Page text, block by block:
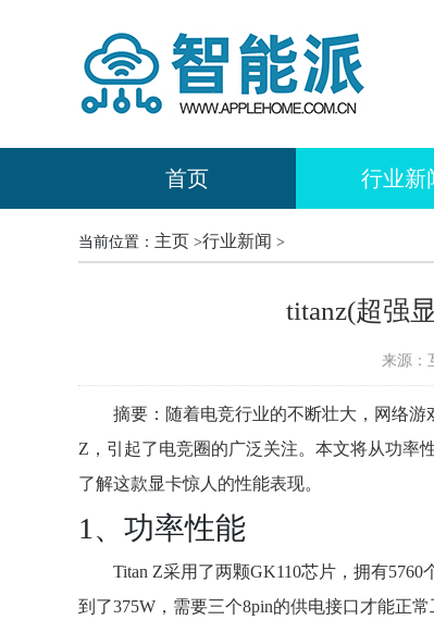
首页 行业新
当前位置： 主页 >行业新闻 >
titanz(超强
来源：
摘要：随着电竞行业的不断壮大，网络
Z，引起了电竞圈的广泛关注。本文将从功率
了解这款显卡惊人的性能表现。
1、功率性能
Titan Z采用了两颗GK110芯片，拥有
到了375W，需要三个8pin的供电接口才能正常